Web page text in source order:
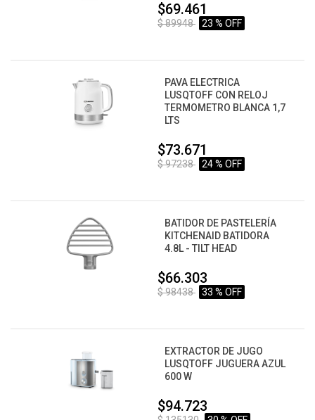
$69.461
$ 89948 23 % OFF
PAVA ELECTRICA
LUSQTOFF CON RELOJ
TERMOMETRO BLANCA 1,7
LTS
$73.671
$ 97238 24 % OFF
BATIDOR DE PASTELERÍA
KITCHENAID BATIDORA
4.8L - TILT HEAD
$66.303
$ 98438 33 % OFF
EXTRACTOR DE JUGO
LUSQTOFF JUGUERA AZUL
600 W
$94.723